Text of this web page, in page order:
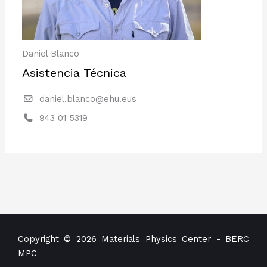
Daniel Blanco
Asistencia Técnica
daniel.blanco@ehu.eus
943 01 5319
Copyright © 2026 Materials Physics Center - BERC
MPC